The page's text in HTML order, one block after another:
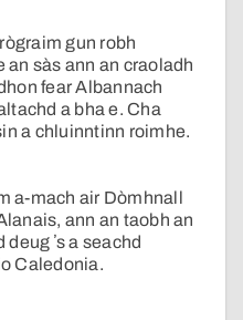
gun robh
an sàs ann an craoladh
fear Albannach
a bha e. Cha
a chluinntinn roimhe.
a-mach air Dòmhnall
ann an taobh an
ʼs a seachd
Caledonia.